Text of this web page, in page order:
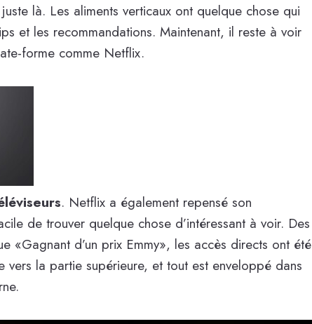
là. Les aliments verticaux ont quelque chose qui
et les recommandations. Maintenant, il reste à voir
forme comme Netflix.
. Netflix a également repensé son
de trouver quelque chose d’intéressant à voir. Des
«Gagnant d’un prix Emmy», les accès directs ont été
la partie supérieure, et tout est enveloppé dans